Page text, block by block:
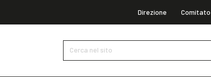
Direzione
Cerca nel sito